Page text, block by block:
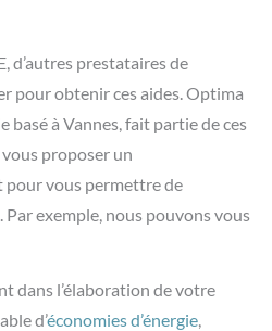
d’autres prestataires de
pour obtenir ces aides. Optima
basé à Vannes, fait partie de ces
proposer un
pour vous permettre de
Par exemple, nous pouvons vous
dans l’élaboration de votre
d’économies d’énergie